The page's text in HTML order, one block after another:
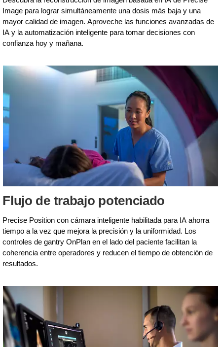
Image para lograr simultáneamente una dosis más baja y una
mayor calidad de imagen. Aproveche las funciones avanzadas de
IA y la automatización inteligente para tomar decisiones con
confianza hoy y mañana.
Flujo de trabajo potenciado
Precise Position con cámara inteligente habilitada para IA ahorra
tiempo a la vez que mejora la precisión y la uniformidad. Los
controles de gantry OnPlan en el lado del paciente facilitan la
coherencia entre operadores y reducen el tiempo de obtención de
resultados.